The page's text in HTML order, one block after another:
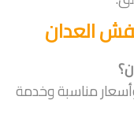
العدان
مناسبة وخدمة